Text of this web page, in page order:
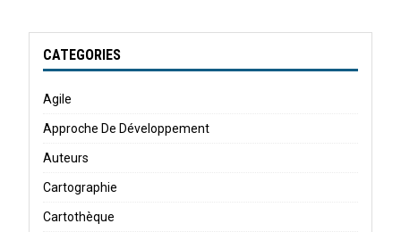
CATEGORIES
Agile
Approche De Développement
Auteurs
Cartographie
Cartothèque